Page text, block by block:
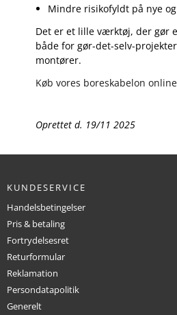
Mindre risikofyldt på nye
Det er et lille værktøj, der gør
både for gør-det-selv-
montører.
Køb vores boreskabelon
Oprettet d. 19/11 2025
KUNDESERVICE
Handelsbetingelser
Pris & betaling
Fortrydelsesret
Returformular
Reklamation
Persondatapolitik
Generelt